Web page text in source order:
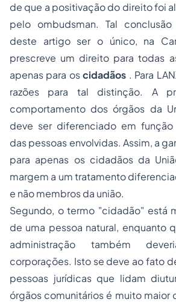
de que a positivação do direito foi
pelo ombudsman. Tal
deste artigo ser o único, na
prescreve um direito para todas
apenas para oscidadãos . Para
razões para tal distinção. A
comportamento dos órgãos da
deve ser diferenciado em
das pessoas envolvidas. Assim, a
para apenas os cidadãos da
margem a um tratamento
e não membros da união.
Segundo, o termo "cidadão" está
de uma pessoa natural, enquanto
administração também
corporações. Isto se deve ao fato
pessoas jurídicas que lidam
órgãos comunitários é muito maior